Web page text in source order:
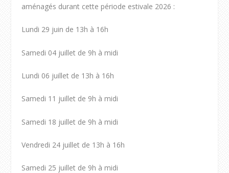
aménagés durant cette période estivale 2026 :
Lundi 29 juin de 13h à 16h
Samedi 04 juillet de 9h à midi
Lundi 06 juillet de 13h à 16h
Samedi 11 juillet de 9h à midi
Samedi 18 juillet de 9h à midi
Vendredi 24 juillet de 13h à 16h
Samedi 25 juillet de 9h à midi